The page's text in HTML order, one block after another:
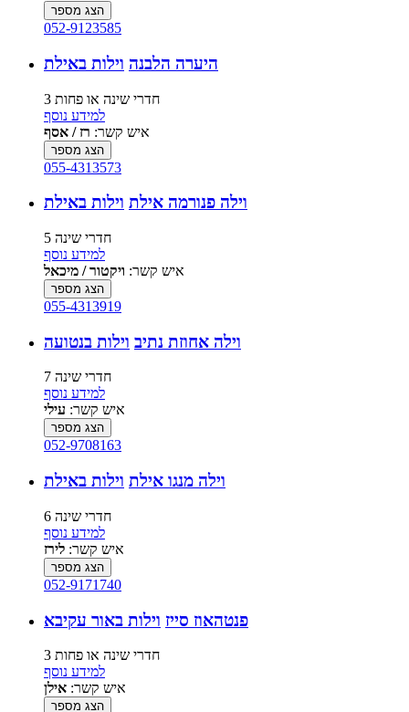
הצג מספר
052-9123585
היערה הלבנה וילות באילת
3 חדרי שינה או פחות
למידע נוסף
איש קשר: רז / אסף
הצג מספר
055-4313573
וילה פנורמה אילת וילות באילת
5 חדרי שינה
למידע נוסף
איש קשר: ויקטור / מיכאל
הצג מספר
055-4313919
וילה אחוזת נתיב וילות בנטועה
7 חדרי שינה
למידע נוסף
איש קשר: עילי
הצג מספר
052-9708163
וילה מנגו אילת וילות באילת
6 חדרי שינה
למידע נוסף
איש קשר: לירז
הצג מספר
052-9171740
פנטהאוז סייז וילות באור עקיבא
3 חדרי שינה או פחות
למידע נוסף
איש קשר: אילן
הצג מספר